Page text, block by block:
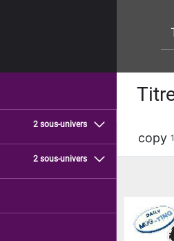
2 sous-univers
2 sous-univers
copy